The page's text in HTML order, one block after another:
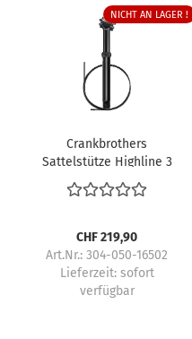
NICHT AN LAGER !
Crankbrothers
Sattelstütze Highline 3
CHF 219,90
Art.Nr.: 304-050-16502
Lieferzeit: sofort
verfügbar